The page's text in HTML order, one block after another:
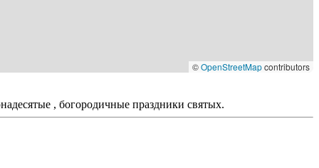
©OpenStreetMapcontributors
, богородичные праздники святых.